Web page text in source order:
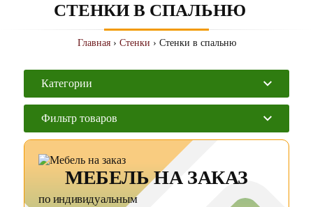
СТЕНКИ В СПАЛЬНЮ
Главная› Стенки › Стенки в спальню
Категории
Фильтр товаров
МЕБЕЛЬ НА ЗАКАЗ
по индивидуальным